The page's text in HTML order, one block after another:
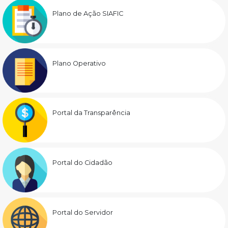
Plano de Ação SIAFIC
Plano Operativo
Portal da Transparência
Portal do Cidadão
Portal do Servidor